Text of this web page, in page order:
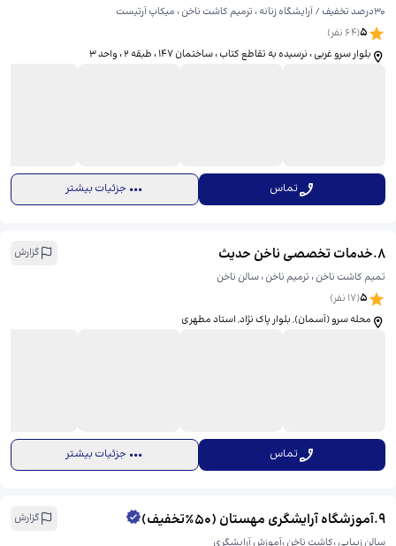
30درصد تخفیف / آرایشگاه زنانه ، ترمیم کاشت ناخن ، میکاپ آرتیست
5
(
64 نفر)
بلوار سرو غربی ، نرسیده به تقاطع کتاب ، ساختمان ۱۴۷ ، طبقه ۲ ، واحد ۳
تماس جزئیات بیشتر
8
.خدمات تخصصی ناخن حدیث
گزارش
تمیم کاشت ناخن ، ترمیم ناخن ، سالن ناخن
5
(
17 نفر)
محله سرو (آسمان), بلوار پاک نژاد, استاد مطهری
تماس جزئیات بیشتر
9
.آموزشگاه آرایشگری مهستان (50٪تخفیف)
گزارش
سالن زیبایی ،کاشت ناخن ،آموزش آرایشگری